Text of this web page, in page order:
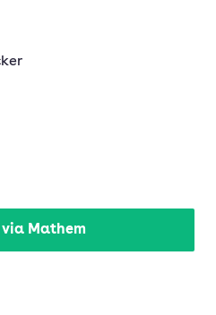
Mathem